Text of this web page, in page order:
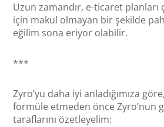
Uzun zamandır, e-ticaret
için makul olmayan bir şekilde
eğilim sona eriyor olabilir.
***
Zyro’yu daha iyi anladığımıza
formüle etmeden önce Zyro’nun
taraflarını özetleyelim: